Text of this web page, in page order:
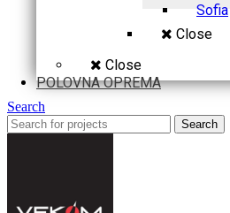
Sofia
Close
Close
POLOVNA OPREMA
Search
Search